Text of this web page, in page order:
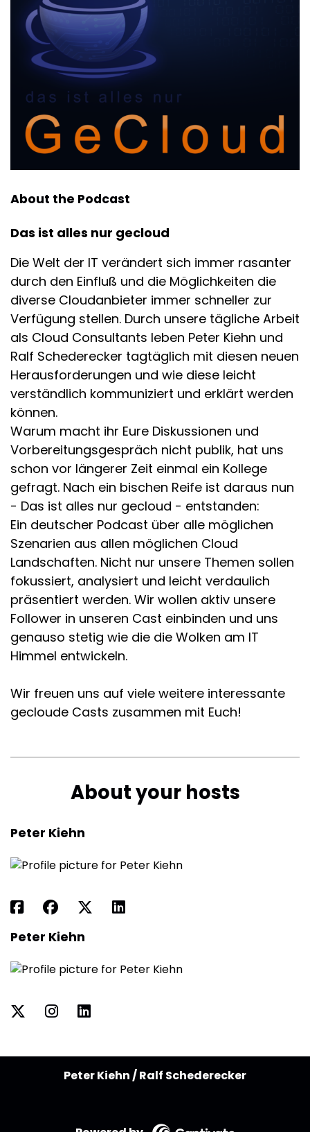
About the Podcast
Das ist alles nur gecloud
Die Welt der IT verändert sich immer rasanter
durch den Einfluß und die Möglichkeiten die
diverse Cloudanbieter immer schneller zur
Verfügung stellen. Durch unsere tägliche Arbeit
als Cloud Consultants leben Peter Kiehn und
Ralf Schederecker tagtäglich mit diesen neuen
Herausforderungen und wie diese leicht
verständlich kommuniziert und erklärt werden
können.
Warum macht ihr Eure Diskussionen und
Vorbereitungsgespräch nicht publik, hat uns
schon vor längerer Zeit einmal ein Kollege
gefragt. Nach ein bischen Reife ist daraus nun
- Das ist alles nur gecloud - entstanden:
Ein deutscher Podcast über alle möglichen
Szenarien aus allen möglichen Cloud
Landschaften. Nicht nur unsere Themen sollen
fokussiert, analysiert und leicht verdaulich
präsentiert werden. Wir wollen aktiv unsere
Follower in unseren Cast einbinden und uns
genauso stetig wie die die Wolken am IT
Himmel entwickeln.
Wir freuen uns auf viele weitere interessante
gecloude Casts zusammen mit Euch!
About your hosts
Peter Kiehn
Peter Kiehn
Peter Kiehn / Ralf Schederecker